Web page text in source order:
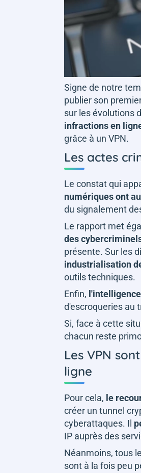
Signe de notre
publier son
sur les évolutions
infractions en
grâce à un VPN.
Les actes
Le constat qui
numériques ont
du signalement
Le rapport met
des
présente. Sur les
industrialisation
outils techniques.
Enfin,
d'escroqueries au
Si, face à cette
chacun reste
Les VPN
ligne
Pour cela, le
créer un tunnel
cyberattaques. Il
IP auprès des
Néanmoins, tous
sont à la fois peu